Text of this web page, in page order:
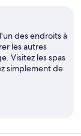
des endroits à
les autres
Visitez les spas
simplement de